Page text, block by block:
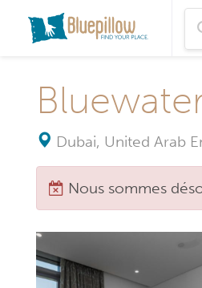
Dubai, United Arab
Nous sommes